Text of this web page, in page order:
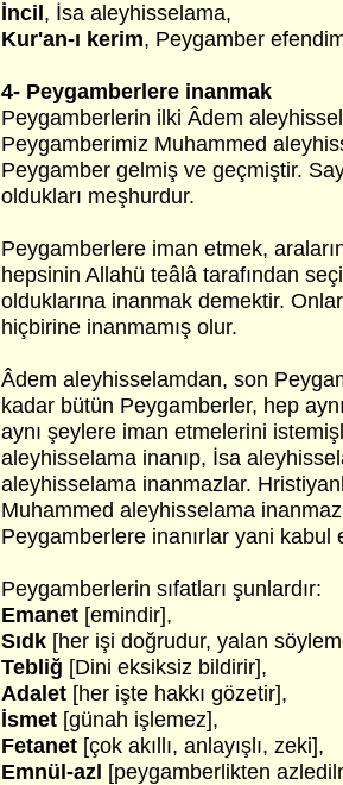
İncil , İsa aleyhisselama,
Kur'an-ı kerim, Peygamber
4- Peygamberlere inanmak
Peygamberlerin ilki Âdem
Peygamberimiz Muhammed
Peygamber gelmiş ve geçmiştir.
oldukları meşhurdur.
Peygamberlere iman etmek,
hepsinin Allahü teâlâ tarafından
olduklarına inanmak demektir.
hiçbirine inanmamış olur.
Âdem aleyhisselamdan, son
kadar bütün Peygamberler, hep
aynı şeylere iman etmelerini
aleyhisselama inanıp, İsa
aleyhisselama inanmazlar.
Muhammed aleyhisselama
Peygamberlere inanırlar yani kabul
Peygamberlerin sıfatları şunlardır:
Emanet [emindir],
Sıdk [her işi doğrudur, yalan
Tebliğ [Dini eksiksiz bildirir],
Adalet [her işte hakkı gözetir],
İsmet [günah işlemez],
Fetanet [çok akıllı, anlayışlı, zeki],
Emnül-azl [peygamberlikten